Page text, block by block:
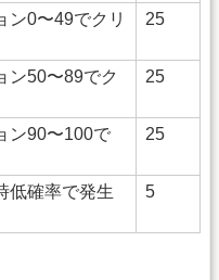
ン0〜49でクリ
25
ン50〜89でク
25
ン90〜100で
25
低確率で発生 5